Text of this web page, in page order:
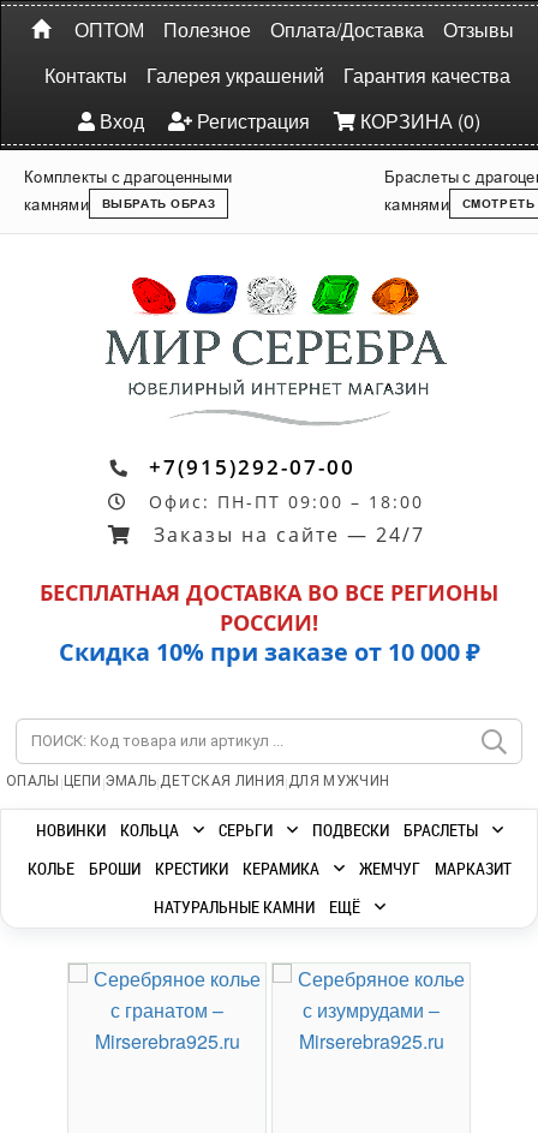
ОПТОМ Полезное Оплата/Доставка
Отзывы
Контакты
Галерея украшений
Гарантия качества
Вход
Регистрация КОРЗИНА (0)
Комплекты с драгоценными
камнями
ВЫБРАТЬ ОБРАЗ
Браслеты с
камнями
СМОТРЕТЬ
+7(915)292-07-00
Офис: ПН-ПТ 09:00 – 18:00
Заказы на сайте — 24/7
БЕСПЛАТНАЯ ДОСТАВКА ВО ВСЕ РЕГИОНЫ
РОССИИ!
Скидка 10% при заказе от 10 000 ₽
ОПАЛЫ | ЦЕПИ |ЭМАЛЬ|ДЕТСКАЯ ЛИНИЯ |ДЛЯ МУЖЧИН
НОВИНКИ КОЛЬЦА СЕРЬГИ ПОДВЕСКИ
БРАСЛЕТЫ
КОЛЬЕ
БРОШИ КРЕСТИКИ КЕРАМИКА ЖЕМЧУГ
МАРКАЗИТ
НАТУРАЛЬНЫЕ КАМНИ
ЕЩЁ